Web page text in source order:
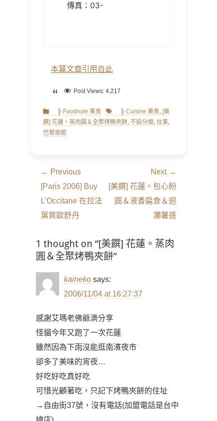
傳真：03-
本篇文章引用自此
Post Views: 4,217
Categories
╠ Foodnote 美食 Tags ╠ Cuisine 美食, [美
饌] 花蓮。蒸肉圓＆全聚烤鴨夾餅, 不設分類, 台東,
巴黎旅遊
文
章
導
覽
← Previous
Previous
post:
[Paris 2006] Buy
L’Occitane 在拉法
葉買歐舒丹
Next →
Next
post:
[美饌] 花蓮。包心粉
圓＆液香扁食＆迴
瀾薯道
1 thought on “[美饌] 花蓮。蒸肉
圓＆全聚烤鴨夾餅”
kaineko says:
2006/11/04 at 16:27:37
感謝艾瑪老佛爺滴分享
怪貓今年又跑了一次花蓮
雖然因為下雨沒能逛南濱夜市
卻多了美味的宵夜…
好吃好吃真好吃
可惜光顧著吃，只記下烤鴨夾餅的住址
→自由街37號，沒有電話(加盟電話是台中